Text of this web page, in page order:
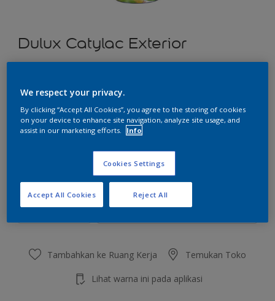
Dulux Catylac Exterior
Ukuran
Jumlah Kalkulator cat
Hitung
Tambahkan ke Ruang Kerja Temukan Toko
Lihat warna ini pada aplikasi
We respect your privacy.
By clicking “Accept All Cookies”, you agree to the storing of cookies
on your device to enhance site navigation, analyze site usage, and
assist in our marketing efforts.
Info
Cookies Settings
Reject All
Accept All Cookies